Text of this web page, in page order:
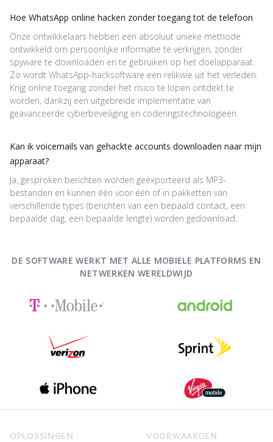
Hoe WhatsApp online hacken zonder toegang tot de telefoon
Onze ontwikkelaars hebben een absoluut unieke methode
ontwikkeld om persoonlijke informatie te verkrijgen, zonder
spyware te downloaden en te gebruiken op het doelapparaat.
Zo wordt WhatsApp-hacksoftware een relikwie uit het verleden.
Krijg online toegang zonder het risico te lopen ontdekt te
worden, dankzij een uitgebreide implementatie van
geavanceerde cyberbeveiliging en coderingstechnologieën.
Kan ik voicemails van gehackte accounts downloaden naar mijn
apparaat?
Ja, gesproken berichten worden geëxporteerd als MP3-
bestanden en kunnen één voor één of in pakketten van
verschillende types (berichten van een bepaald contact, een
bepaalde dag, een bepaalde lengte) worden gedownload.
DE SOFTWARE WERKT MET ALLE MOBIELE PLATFORMS EN
NETWERKEN WERELDWIJD
OPLOSSINGEN : VOORWAARDEN